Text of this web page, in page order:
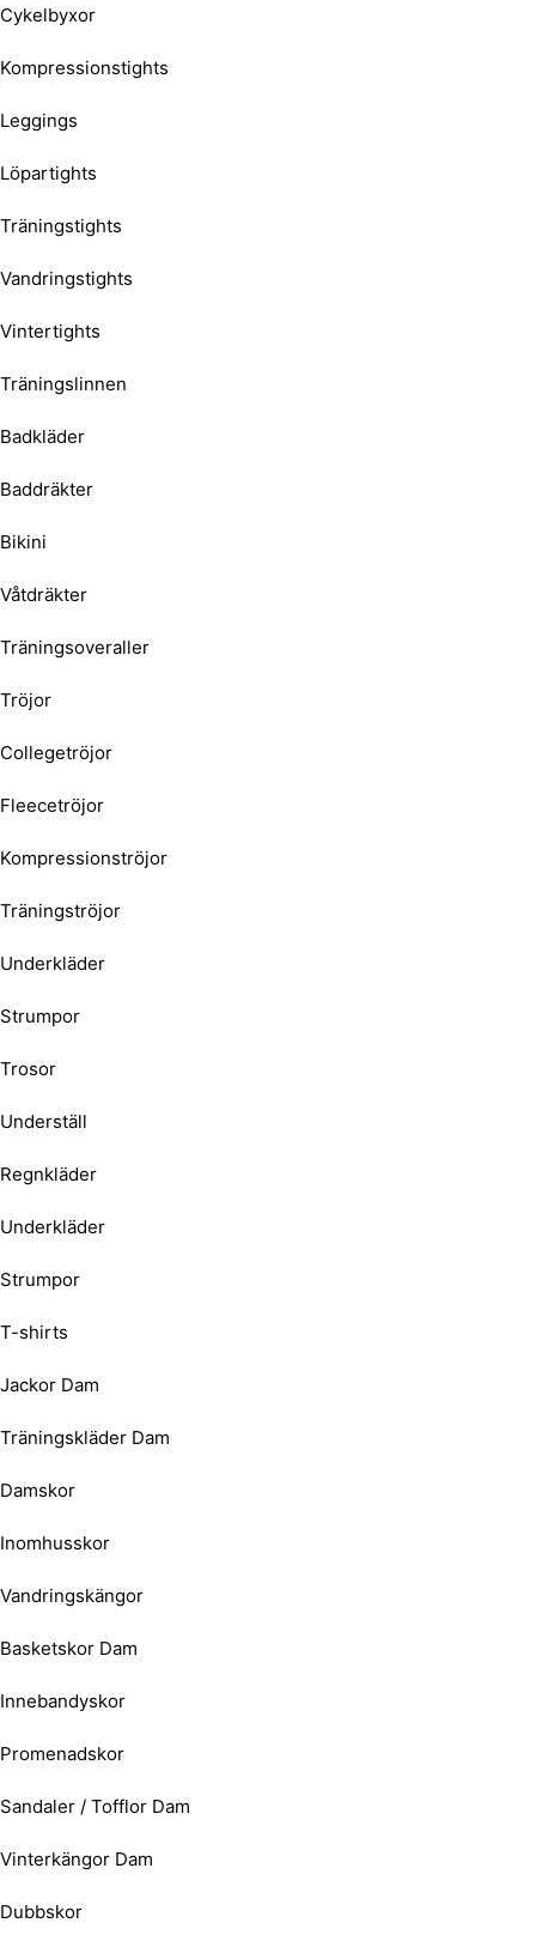
Cykelbyxor
Kompressionstights
Leggings
Löpartights
Träningstights
Vandringstights
Vintertights
Träningslinnen
Badkläder
Baddräkter
Bikini
Våtdräkter
Träningsoveraller
Tröjor
Collegetröjor
Fleecetröjor
Kompressionströjor
Träningströjor
Underkläder
Strumpor
Trosor
Underställ
Regnkläder
Underkläder
Strumpor
T-shirts
Jackor Dam
Träningskläder Dam
Damskor
Inomhusskor
Vandringskängor
Basketskor Dam
Innebandyskor
Promenadskor
Sandaler / Tofflor Dam
Vinterkängor Dam
Dubbskor